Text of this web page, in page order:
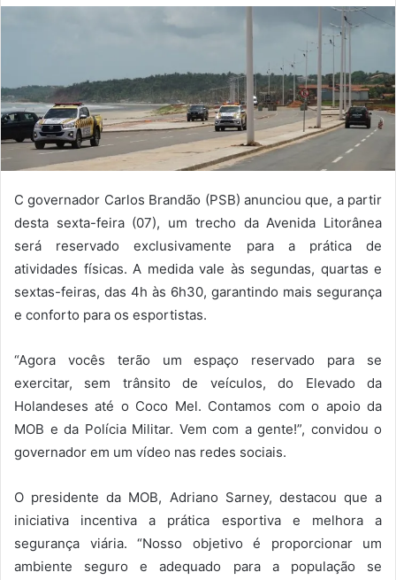
C governador Carlos Brandão (PSB) anunciou que, a partir
desta sexta-feira (07), um trecho da Avenida Litorânea
será reservado exclusivamente para a prática de
atividades físicas. A medida vale às segundas, quartas e
sextas-feiras, das 4h às 6h30, garantindo mais segurança
e conforto para os esportistas.
“Agora vocês terão um espaço reservado para se
exercitar, sem trânsito de veículos, do Elevado da
Holandeses até o Coco Mel. Contamos com o apoio da
MOB e da Polícia Militar. Vem com a gente!”, convidou o
governador em um vídeo nas redes sociais.
O presidente da MOB, Adriano Sarney, destacou que a
iniciativa incentiva a prática esportiva e melhora a
segurança viária. “Nosso objetivo é proporcionar um
ambiente seguro e adequado para a população se